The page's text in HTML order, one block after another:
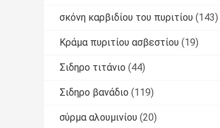
σκόνη καρβιδίου του πυριτίου (143)
Κράμα πυριτίου ασβεστίου (19)
Σιδηρο τιτάνιο (44)
Σιδηρο βανάδιο (119)
σύρμα αλουμινίου (20)